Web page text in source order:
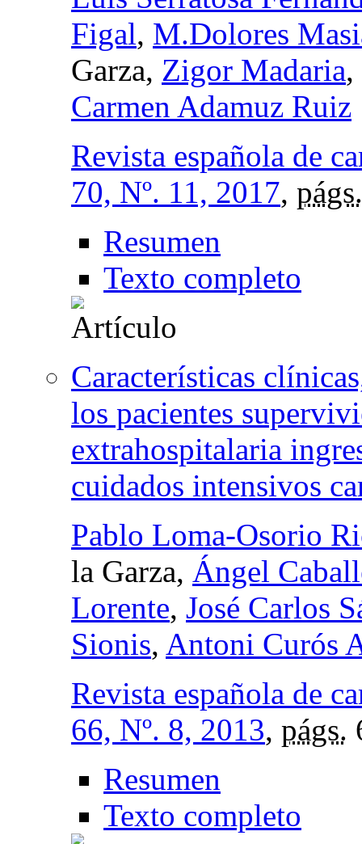
Figal, M.Dolores
Garza, Zigor Madaria,
Carmen Adamuz Ruiz
Revista española de
70, Nº. 11, 2017, págs.
Resumen
Texto completo
Características
los pacientes
extrahospitalaria
cuidados intensivos
Pablo Loma-Osorio
la Garza, Ángel
Lorente, José Carlos
Sionis, Antoni Curós
Revista española de
66, Nº. 8, 2013, págs.
Resumen
Texto completo